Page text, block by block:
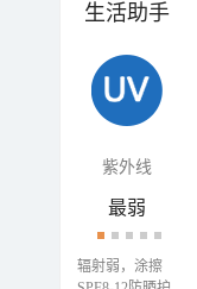
生活助手
紫外线
最弱
辐射弱，涂擦